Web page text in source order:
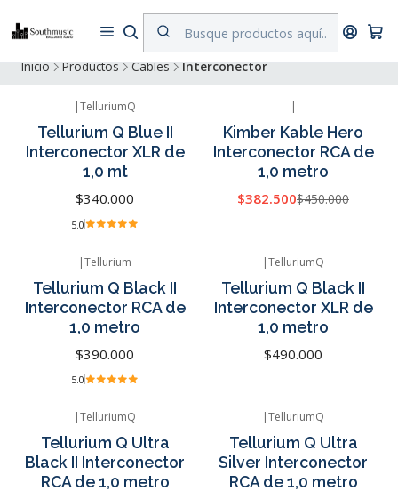
Despacho a todo Chile. Envíos gratuitos a Región Metropolitana por
compras superiores a $500.000
Inicio Productos Cables Interconector
|TelluriumQ
Tellurium Q Blue II
Interconector XLR de
1,0 mt
$340.000
5.0
|
Kimber Kable Hero
Interconector RCA de
1,0 metro
$382.500$450.000
|Tellurium
Tellurium Q Black II
Interconector RCA de
1,0 metro
$390.000
5.0
|TelluriumQ
Tellurium Q Black II
Interconector XLR de
1,0 metro
$490.000
|TelluriumQ
Tellurium Q Ultra
Black II Interconector
RCA de 1,0 metro
|TelluriumQ
Tellurium Q Ultra
Silver Interconector
RCA de 1,0 metro